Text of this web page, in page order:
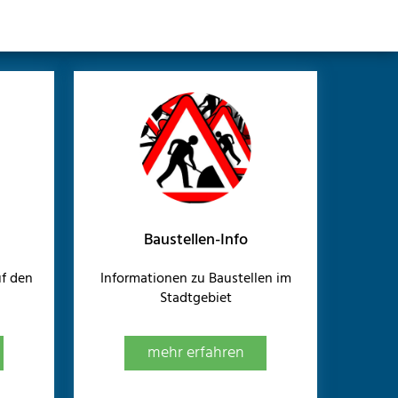
den
Baustellen-Info
Informationen zu Baustellen im
Stadtgebiet
mehr erfahren